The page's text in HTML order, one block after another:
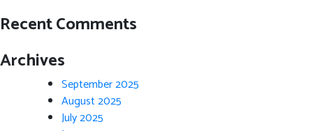
Recent Comments
Archives
September 2025
August 2025
July 2025